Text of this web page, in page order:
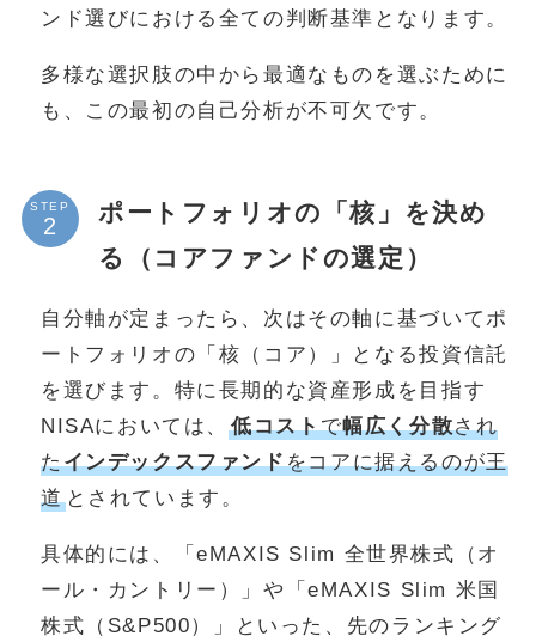
ンド選びにおける全ての判断基準となります。
多様な選択肢の中から最適なものを選ぶために
も、この最初の自己分析が不可欠です。
STEP
ポートフォリオの「核」を決め
る（コアファンドの選定）
自分軸が定まったら、次はその軸に基づいてポ
ートフォリオの「核（コア）」となる投資信託
を選びます。特に長期的な資産形成を目指す
NISAにおいては、低コストで幅広く分散され
たインデックスファンドをコアに据えるのが王
道とされています。
具体的には、「eMAXIS Slim 全世界株式（オ
ール・カントリー）」や「eMAXIS Slim 米国
株式（S&P500）」といった、先のランキング